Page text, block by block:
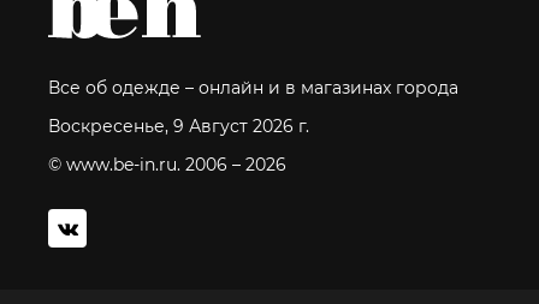
Все об одежде – онлайн и в магазинах города
Воскресенье, 9 Август 2026 г.
© www.be-in.ru. 2006 – 2026